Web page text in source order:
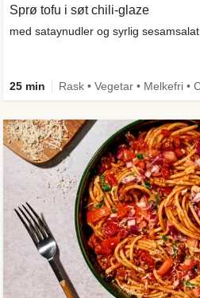
Sprø tofu i søt chili-glaze
med sataynudler og syrlig sesamsalat
25 min